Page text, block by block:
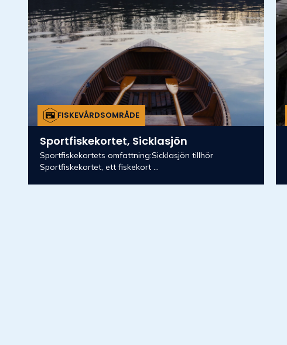
FISKEVÅRDSOMRÅDE
Sportfiskekortet, Sicklasjön
Sportfiskekortets omfattning:Sicklasjön tillhör
Sportfiskekortet, ett fiskekort ...